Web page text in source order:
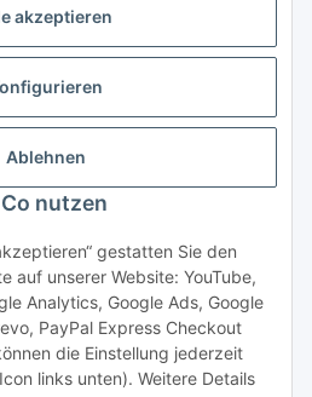
akzeptieren
Ablehnen
nutzen
gestatten Sie den
auf unserer Website: YouTube,
Analytics, Google Ads, Google
PayPal Express Checkout
die Einstellung jederzeit
links unten). Weitere Details
den Link in unserem Newsletter
/ widerrufen.
zzgl. Versand 5,50€, ab 120€